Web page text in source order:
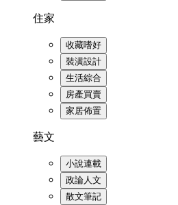
住家
收藏嗜好
裝潢設計
生活綜合
房產買賣
家居佈置
藝文
小說連載
政論人文
散文筆記